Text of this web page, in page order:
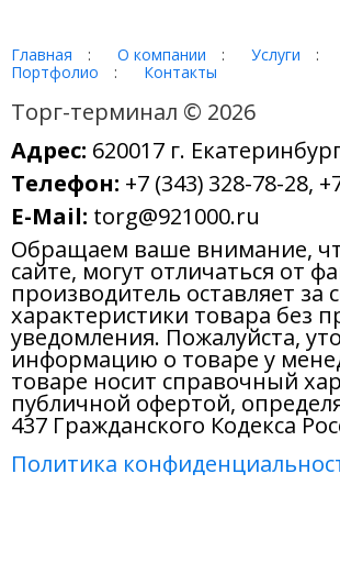
Главная : О компании : Услуги :
Портфолио
: Контакты
Торг-терминал © 2026
Адрес: 620017 г.
Телефон: +7 (343) 328-78-28,
E-Mail: torg@921000.ru
Обращаем ваше внимание,
сайте, могут отличаться от
производитель оставляет за
характеристики товара без
уведомления. Пожалуйста,
информацию о товаре у
товаре носит справочный
публичной офертой,
437 Гражданского Кодекса
Политика